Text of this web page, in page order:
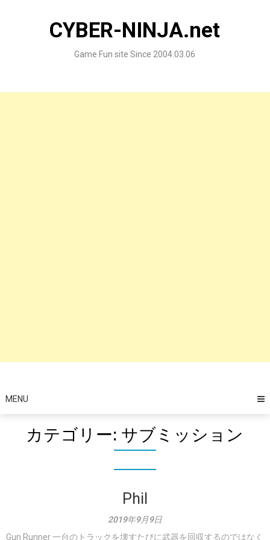
CYBER-NINJA.net
Game Fun site Since 2004.03.06
MENU
カテゴリー: サブミッション
Phil
2019年9月9日
Gun Runner 一台のトラックを壊すたびに武器を回収するのではなく